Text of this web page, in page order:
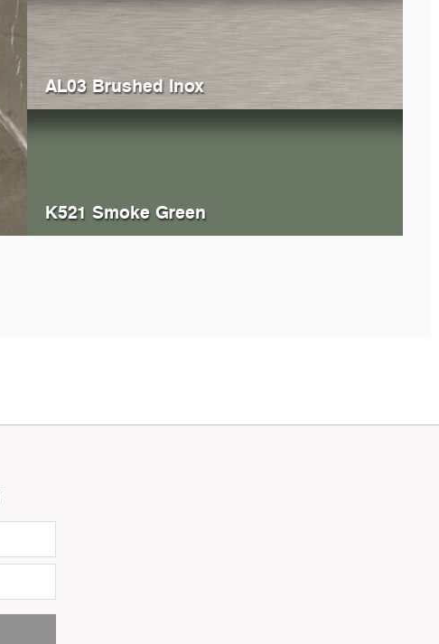
K368Grey Atlantic Marble K369
AL03 Brushed Inox
K521 Smoke Green